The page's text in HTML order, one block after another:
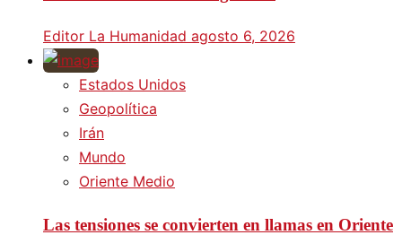
Editor La Humanidad agosto 6, 2026
Estados Unidos
Geopolítica
Irán
Mundo
Oriente Medio
Las tensiones se convierten en llamas en Oriente